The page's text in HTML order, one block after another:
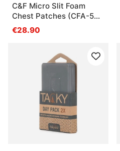
C&F Micro Slit Foam
Chest Patches (CFA-50-
MSF)
€28.90